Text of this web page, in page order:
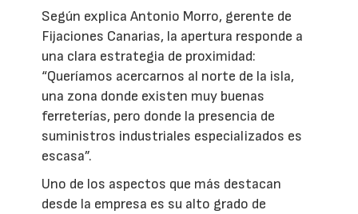
Según explica Antonio Morro, gerente de
Fijaciones Canarias, la apertura responde a
una clara estrategia de proximidad:
“Queríamos acercarnos al norte de la isla,
una zona donde existen muy buenas
ferreterías, pero donde la presencia de
suministros industriales especializados es
escasa”.
Uno de los aspectos que más destacan
desde la empresa es su alto grado de